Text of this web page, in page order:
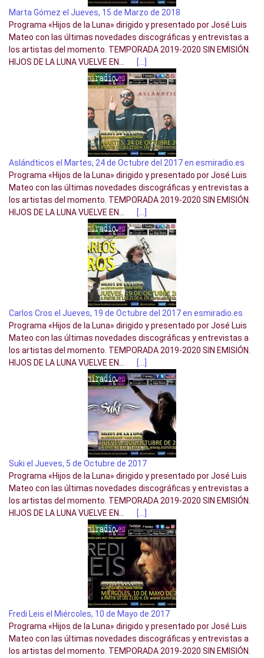
Marta Gómez el Jueves, 15 de Marzo de 2018
Programa «Hijos de la Luna» dirigido y presentado por José Luis
Mateo con las últimas novedades discográficas y entrevistas a
los artistas del momento. TEMPORADA 2019-2020 SIN EMISIÓN.
HIJOS DE LA LUNA VUELVE EN...
[…]
Aslándticos el Martes, 24 de Octubre del 2017 en esmiradio.es
Programa «Hijos de la Luna» dirigido y presentado por José Luis
Mateo con las últimas novedades discográficas y entrevistas a
los artistas del momento. TEMPORADA 2019-2020 SIN EMISIÓN.
HIJOS DE LA LUNA VUELVE EN...
[…]
Carlos Cros el Jueves, 19 de Octubre del 2017 en esmiradio.es
Programa «Hijos de la Luna» dirigido y presentado por José Luis
Mateo con las últimas novedades discográficas y entrevistas a
los artistas del momento. TEMPORADA 2019-2020 SIN EMISIÓN.
HIJOS DE LA LUNA VUELVE EN...
[…]
Suki el Jueves, 5 de Octubre de 2017
Programa «Hijos de la Luna» dirigido y presentado por José Luis
Mateo con las últimas novedades discográficas y entrevistas a
los artistas del momento. TEMPORADA 2019-2020 SIN EMISIÓN.
HIJOS DE LA LUNA VUELVE EN...
[…]
Fredi Leis el Miércoles, 10 de Mayo de 2017
Programa «Hijos de la Luna» dirigido y presentado por José Luis
Mateo con las últimas novedades discográficas y entrevistas a
los artistas del momento. TEMPORADA 2019-2020 SIN EMISIÓN.